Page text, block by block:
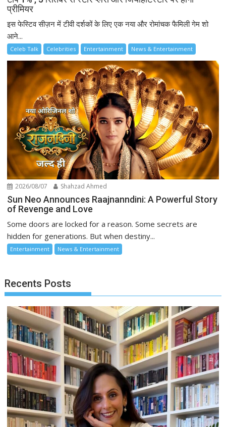
प्रीमियर
इस फेस्टिव सीज़न में टीवी दर्शकों के लिए एक नया और रोमांचक फैमिली गेम शो
आने...
Celeb Talk Celebrities Entertainment News & Entertainment
2026/08/07 Shahzad Ahmed
Sun Neo Announces Raajnanndini: A Powerful Story
of Revenge and Love
Some doors are locked for a reason. Some secrets are
hidden for generations. But when destiny...
Entertainment News & Entertainment
Recents Posts